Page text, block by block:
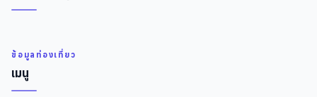
ข้อมูลท่องเที่ยว
เมนู